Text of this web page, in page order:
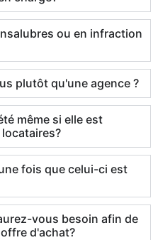
ou en infraction
plutôt qu'une agence ?
même si elle est
fois que celui-ci est
vous besoin afin de
d'achat?